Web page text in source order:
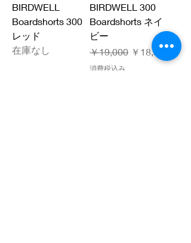
BIRDWELL
Boardshorts 300
レッド
在庫なし
BIRDWELL 300
Boardshorts ネイ
ビー
通常価格
￥19,000 セール価格
￥18,500
消費税込み